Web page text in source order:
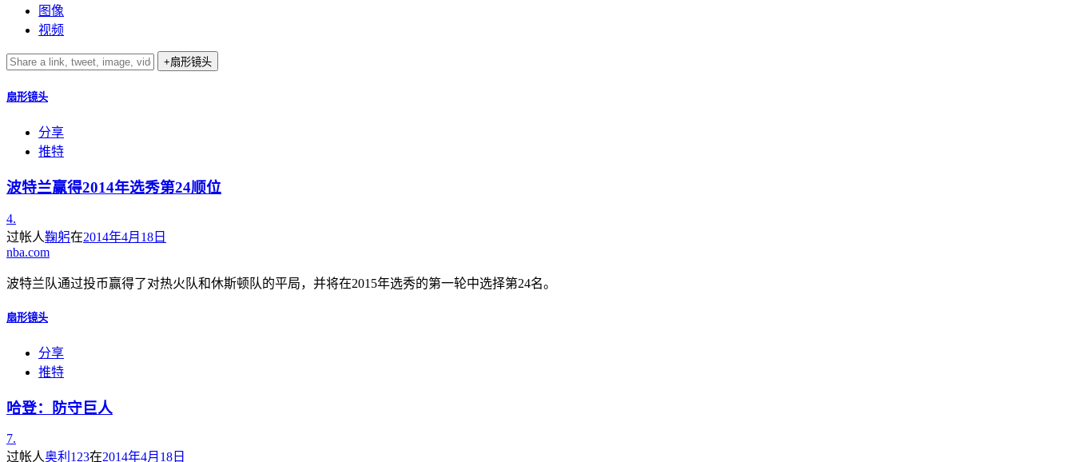
图像
视频
扇形镜头
分享
推特
波特兰赢得2014年选秀第24顺位
4.
过帐人鞠躬在2014年4月18日
nba.com
波特兰队通过投币赢得了对热火队和休斯顿队的平局，并将在2015年选秀的第一轮中选择第24名。
扇形镜头
分享
推特
哈登：防守巨人
7.
过帐人奥利123在2014年4月18日